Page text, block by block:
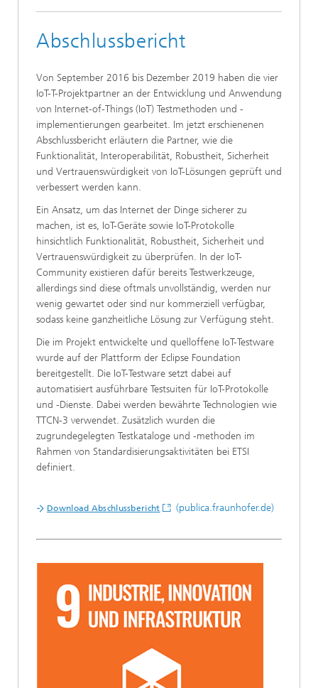
Abschlussbericht
Von September 2016 bis Dezember 2019 haben die vier
IoT-T-Projektpartner an der Entwicklung und Anwendung
von Internet-of-Things (IoT) Testmethoden und -
implementierungen gearbeitet. Im jetzt erschienenen
Abschlussbericht erläutern die Partner, wie die
Funktionalität, Interoperabilität, Robustheit, Sicherheit
und Vertrauenswürdigkeit von IoT-Lösungen geprüft und
verbessert werden kann.
Ein Ansatz, um das Internet der Dinge sicherer zu
machen, ist es, IoT-Geräte sowie IoT-Protokolle
hinsichtlich Funktionalität, Robustheit, Sicherheit und
Vertrauenswürdigkeit zu überprüfen. In der IoT-
Community existieren dafür bereits Testwerkzeuge,
allerdings sind diese oftmals unvollständig, werden nur
wenig gewartet oder sind nur kommerziell verfügbar,
sodass keine ganzheitliche Lösung zur Verfügung steht.
Die im Projekt entwickelte und quelloffene IoT-Testware
wurde auf der Plattform der Eclipse Foundation
bereitgestellt. Die IoT-Testware setzt dabei auf
automatisiert ausführbare Testsuiten für IoT-Protokolle
und -Dienste. Dabei werden bewährte Technologien wie
TTCN-3 verwendet. Zusätzlich wurden die
zugrundegelegten Testkataloge und -methoden im
Rahmen von Standardisierungsaktivitäten bei ETSI
definiert.
Download Abschlussbericht (publica.fraunhofer.de)